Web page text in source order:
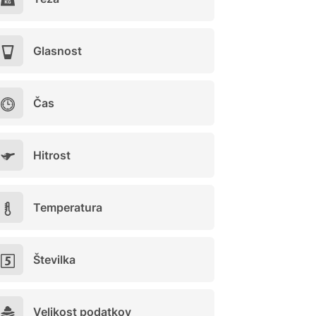
Glasnost
Čas
Hitrost
Temperatura
Številka
Velikost podatkov